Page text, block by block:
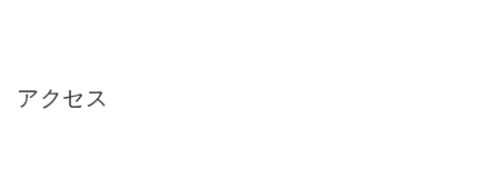
アクセス